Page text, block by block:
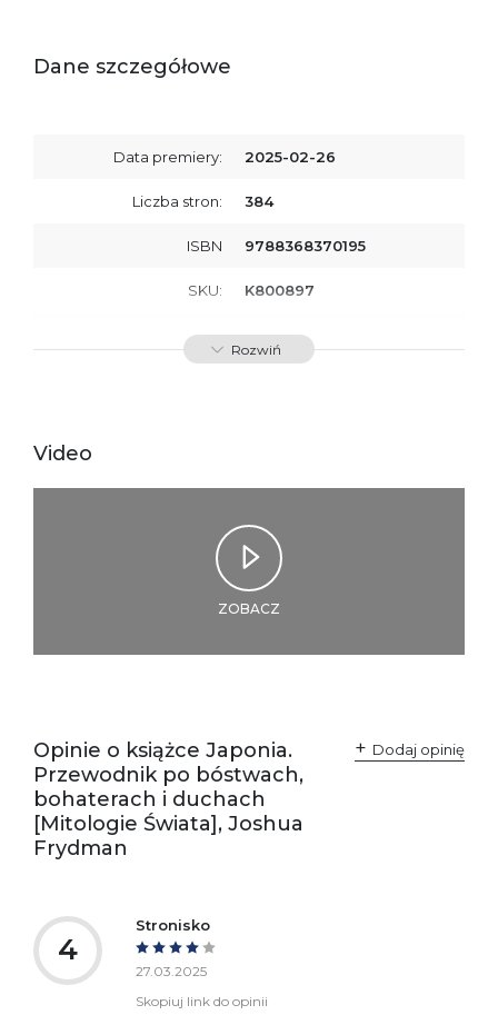
Dane szczegółowe
Data premiery: 2025-02-26
Liczba stron: 384
ISBN 9788368370195
SKU: K800897
Producent / Osoby
odpowiedzialne za
Wydawnictwo Poznańskie
Sp. z o.o.
Ostrzeżenia oraz
Załącznik PDF
Rozwiń
Video
ZOBACZ
Opinie o książce Japonia.
Przewodnik po bóstwach,
bohaterach i duchach
[Mitologie Świata], Joshua
Frydman
Dodaj opinię
4
Stronisko
27.03.2025
Skopiuj link do opinii